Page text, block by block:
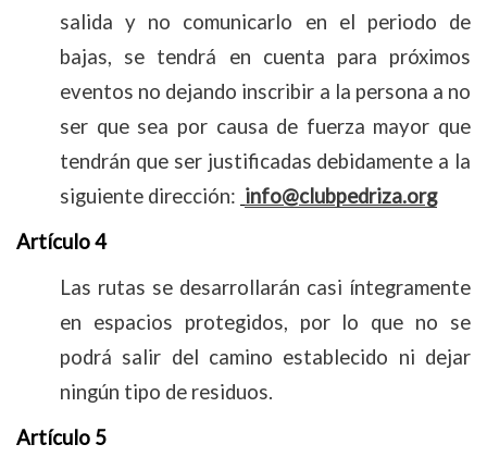
salida y no comunicarlo en el periodo de
bajas, se tendrá en cuenta para próximos
eventos no dejando inscribir a la persona a no
ser que sea por causa de fuerza mayor que
tendrán que ser justificadas debidamente a la
siguiente dirección: info@clubpedriza.org
Artículo 4
Las rutas se desarrollarán casi íntegramente
en espacios protegidos, por lo que no se
podrá salir del camino establecido ni dejar
ningún tipo de residuos.
Artículo 5